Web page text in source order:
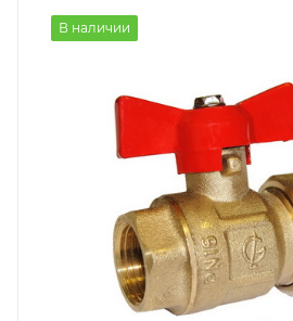
В наличии